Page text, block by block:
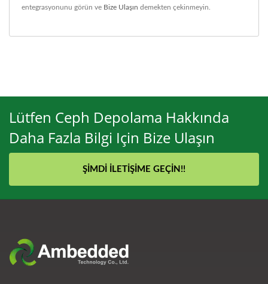
entegrasyonunu görün ve Bize Ulaşın demekten çekinmeyin.
Lütfen Ceph Depolama Hakkında
Daha Fazla Bilgi Için Bize Ulaşın
ŞIMDI İLETIŞIME GEÇIN!!